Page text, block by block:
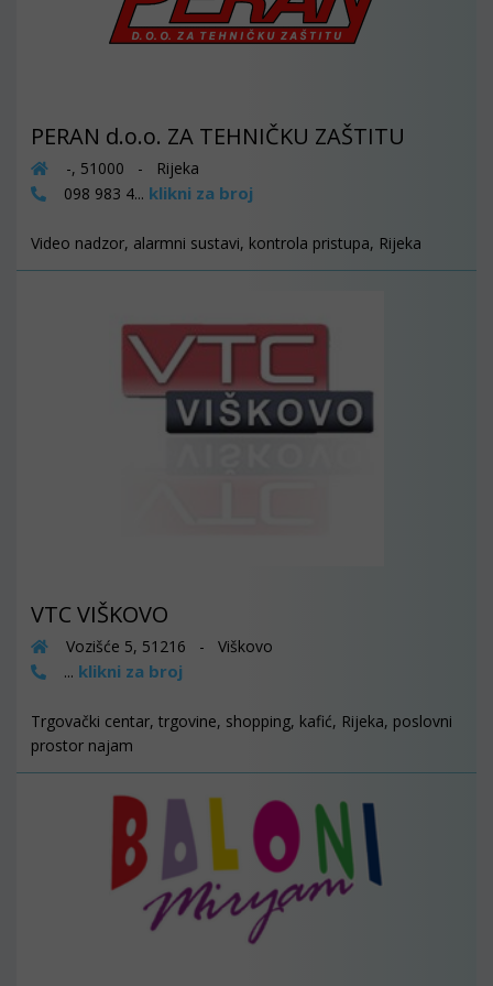
PERAN d.o.o. ZA TEHNIČKU ZAŠTITU
-, 51000 - Rijeka
098 983 4... klikni za broj
Video nadzor, alarmni sustavi, kontrola pristupa, Rijeka
VTC VIŠKOVO
Vozišće 5, 51216 - Viškovo
... klikni za broj
Trgovački centar, trgovine, shopping, kafić, Rijeka, poslovni
prostor najam